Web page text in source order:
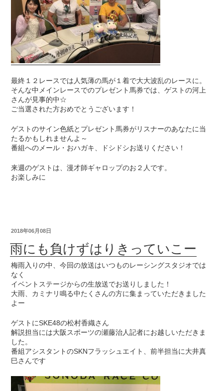
最終１２レースでは人気薄の馬が１着で大大波乱のレースに。
そんな中メインレースでのプレゼント馬券では、ゲストの河上
さんが見事的中☆
ご当選された方おめでとうございます！
ゲストのサイン色紙とプレゼント馬券がリスナーのあなたに当
たるかもしれませんよ～
番組へのメール・おハガキ、ドシドシお送りください！
来週のゲストは、漫才師ギャロップのお２人です。
お楽しみに
2018年06月08日
雨にも負けずはりきっていこー
梅雨入りの中、今回の放送はいつものレーシングスタジオでは
なく
イベントステージからの生放送でお送りしました！
大雨、カミナリ鳴る中たくさんの方に集まっていただきました
よー
ゲストにSKE48の松村香織さん
解説担当には大阪スポーツの瀬藤治人記者にお越しいただきま
した。
番組アシスタントのSKNフラッシュエイト、前半担当に大井真
巳さんです